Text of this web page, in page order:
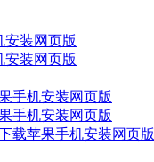
安装网页版
安装网页版
手机安装网页版
手机安装网页版
载苹果手机安装网页版